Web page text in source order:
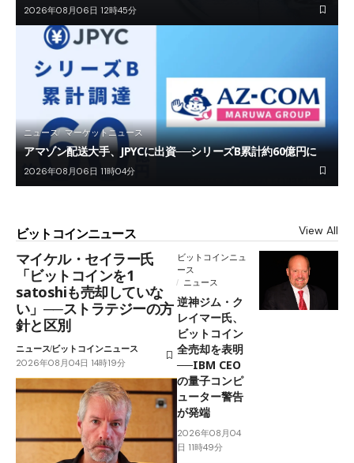
2026年08月06日 12時45分
ニュース マーケットニュース
アマゾン配送大手、JPYCに出資──シリーズB累計約60億円に
2026年08月06日 11時04分
ビットコインニュース View All
マイケル・セイラー氏
「ビットコインを1
satoshiも売却していな
い」──ストラテジーの方
針と区別
ニュースビットコインニュース
2026年08月04日 14時19分
ビットコインニュ
ース
ニュース
逆神ジム・ク
レイマー氏、
ビットコイン
全売却を表明
──IBM CEO
の量子コンピ
ューター警告
が発端
2026年08月04
日 11時49分